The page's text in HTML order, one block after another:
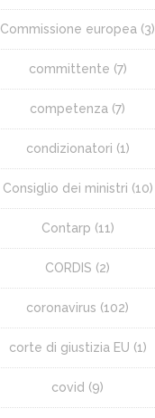
Commissione europea (3)
committente (7)
competenza (7)
condizionatori (1)
Consiglio dei ministri (10)
Contarp (11)
CORDIS (2)
coronavirus (102)
corte di giustizia EU (1)
covid (9)